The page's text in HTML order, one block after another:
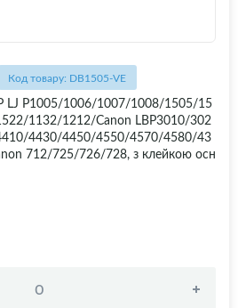
Код товару: DB1505-VE
LJ P1005/1006/1007/1008/1505/15
1132/1212/Canon LBP3010/302
4430/4450/4550/4570/4580/43
712/725/726/728, з клейкою осн